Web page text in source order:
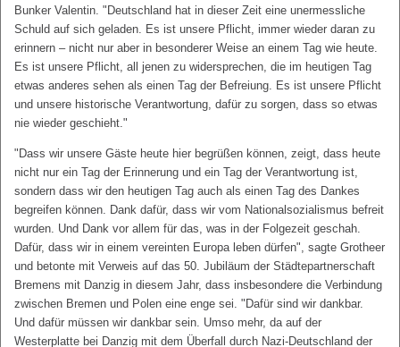
Bunker Valentin. "Deutschland hat in dieser Zeit eine unermessliche
Schuld auf sich geladen. Es ist unsere Pflicht, immer wieder daran zu
erinnern – nicht nur aber in besonderer Weise an einem Tag wie heute.
Es ist unsere Pflicht, all jenen zu widersprechen, die im heutigen Tag
etwas anderes sehen als einen Tag der Befreiung. Es ist unsere Pflicht
und unsere historische Verantwortung, dafür zu sorgen, dass so etwas
nie wieder geschieht."
"Dass wir unsere Gäste heute hier begrüßen können, zeigt, dass heute
nicht nur ein Tag der Erinnerung und ein Tag der Verantwortung ist,
sondern dass wir den heutigen Tag auch als einen Tag des Dankes
begreifen können. Dank dafür, dass wir vom Nationalsozialismus befreit
wurden. Und Dank vor allem für das, was in der Folgezeit geschah.
Dafür, dass wir in einem vereinten Europa leben dürfen", sagte Grotheer
und betonte mit Verweis auf das 50. Jubiläum der Städtepartnerschaft
Bremens mit Danzig in diesem Jahr, dass insbesondere die Verbindung
zwischen Bremen und Polen eine enge sei. "Dafür sind wir dankbar.
Und dafür müssen wir dankbar sein. Umso mehr, da auf der
Westerplatte bei Danzig mit dem Überfall durch Nazi-Deutschland der